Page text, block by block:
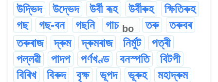
উদ্ভিদ
উদ্ভেদ উৰ্বী ৰূহ উৰ্বীৰুহ
ক্ষিতিৰুহ
গছ
গছ-বন গছনি গাচ bo তৰু
তৰুবৰ
তৰুৰাজ
দ্ৰুম দ্ৰুমৰাজ নিৰ্মুট
পত্ৰী
পল্লৱী
পাদপ পৰ্ণখণ্ড বনস্পতি
বিটপী
বিৰিখ
বিৰুদ বৃক্ষ ভূপদ ভূৰুহ
মহাদ্ৰুম